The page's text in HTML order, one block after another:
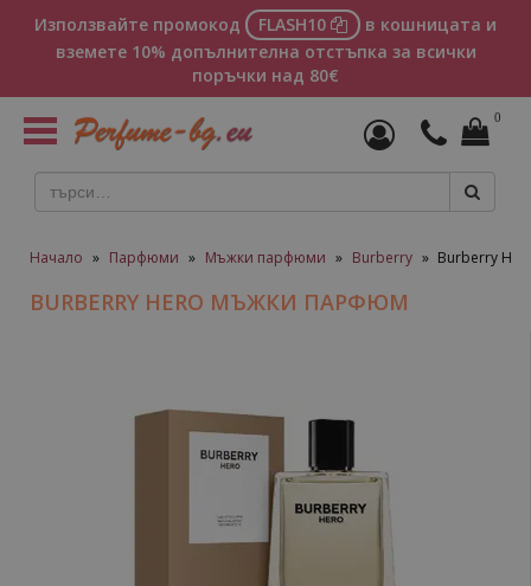
Използвайте промокод FLASH10
в кошницата и
вземете 10% допълнителна отстъпка за всички
поръчки над 80€
Toggle
navigation
0
Начало » Парфюми » Мъжки парфюми » Burberry » Burberry
BURBERRY HERO МЪЖКИ ПАРФЮМ